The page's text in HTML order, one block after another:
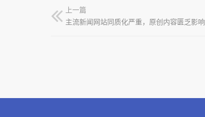
上一篇
主流新闻网站同质化严重，原创内容匮乏影